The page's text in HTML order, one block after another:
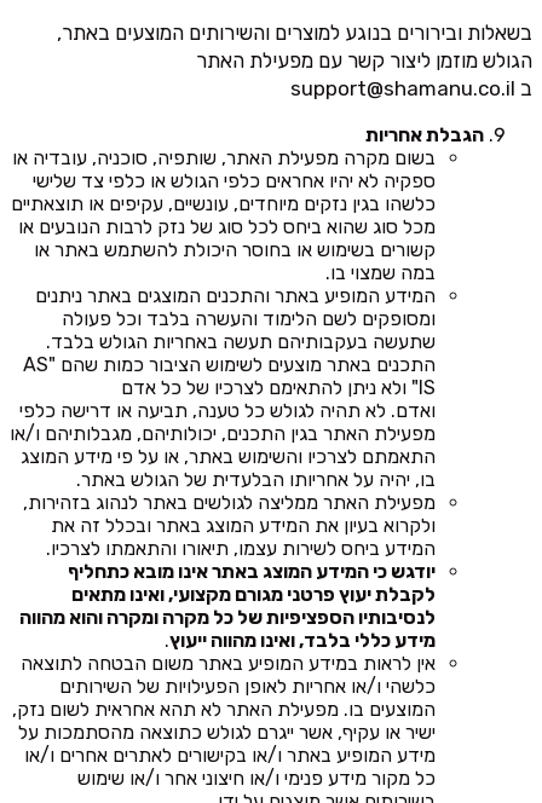
בשאלות ובירורים בנוגע למוצרים והשירותים המוצעים באתר,
הגולש מוזמן ליצור קשר עם מפעילת האתר
ב support@shamanu.co.il
הגבלת אחריות
בשום מקרה מפעילת האתר, שותפיה, סוכניה, עובדיה או
ספקיה לא יהיו אחראים כלפי הגולש או כלפי צד שלישי
כלשהו בגין נזקים מיוחדים, עונשיים, עקיפים או תוצאתיים
מכל סוג שהוא ביחס לכל סוג של נזק לרבות הנובעים או
קשורים בשימוש או בחוסר היכולת להשתמש באתר או
במה שמצוי בו.
המידע המופיע באתר והתכנים המוצגים באתר ניתנים
ומסופקים לשם הלימוד והעשרה בלבד וכל פעולה
שתעשה בעקבותיהם תעשה באחריות הגולש בלבד.
התכנים באתר מוצעים לשימוש הציבור כמות שהם "AS
IS" ולא ניתן להתאימם לצרכיו של כל אדם
ואדם. לא תהיה לגולש כל טענה, תביעה או דרישה כלפי
מפעילת האתר בגין התכנים, יכולותיהם, מגבלותיהם ו/או
התאמתם לצרכיו והשימוש באתר, או על פי מידע המוצג
בו, יהיה על אחריותו הבלעדית של הגולש באתר.
מפעילת האתר ממליצה לגולשים באתר לנהוג בזהירות,
ולקרוא בעיון את המידע המוצג באתר ובכלל זה את
המידע ביחס לשירות עצמו, תיאורו והתאמתו לצרכיו.
יודגש כי המידע המוצג באתר אינו מובא כתחליף
לקבלת יעוץ פרטני מגורם מקצועי, ואינו מתאים
לנסיבותיו הספציפיות של כל מקרה ומקרה והוא מהווה
מידע כללי בלבד, ואינו מהווה ייעוץ.
אין לראות במידע המופיע באתר משום הבטחה לתוצאה
כלשהי ו/או אחריות לאופן הפעילויות של השירותים
המוצעים בו. מפעילת האתר לא תהא אחראית לשום נזק,
ישיר או עקיף, אשר ייגרם לגולש כתוצאה מהסתמכות על
מידע המופיע באתר ו/או בקישורים לאתרים אחרים ו/או
כל מקור מידע פנימי ו/או חיצוני אחר ו/או שימוש